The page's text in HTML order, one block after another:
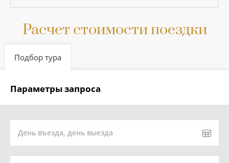
Расчет стоимости поездки
Подбор тура
Параметры запроса
День въезда, день выезда